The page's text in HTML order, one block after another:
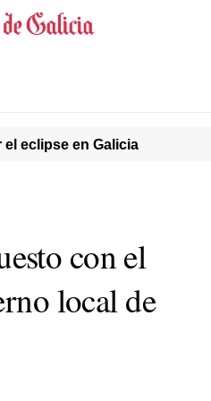
el eclipse en Galicia
con el
local de